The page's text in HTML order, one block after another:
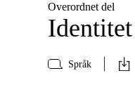
Overordnet del
Språk